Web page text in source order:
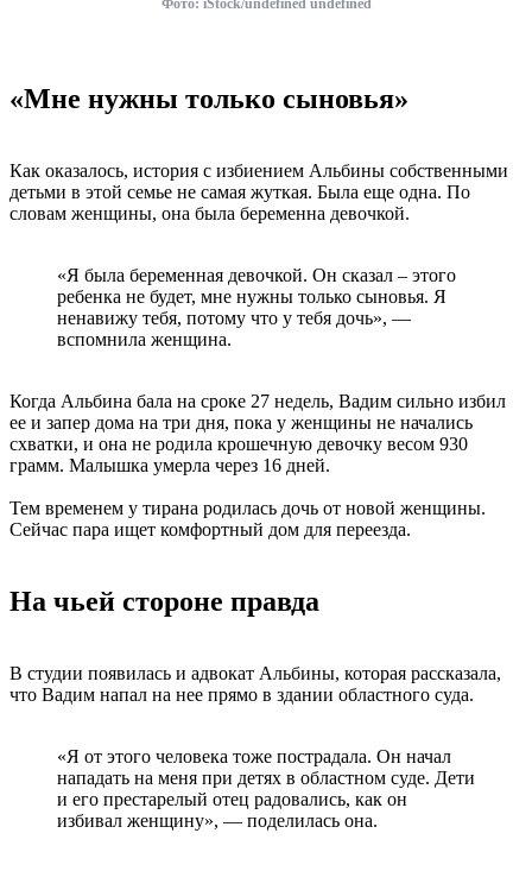
«Мне нужны только сыновья»
Как оказалось, история с избиением Альбины собственными
детьми в этой семье не самая жуткая. Была еще одна. По
словам женщины, она была беременна девочкой.
«Я была беременная девочкой. Он сказал – этого
ребенка не будет, мне нужны только сыновья. Я
ненавижу тебя, потому что у тебя дочь», —
вспомнила женщина.
Когда Альбина бала на сроке 27 недель, Вадим сильно избил
ее и запер дома на три дня, пока у женщины не начались
схватки, и она не родила крошечную девочку весом 930
грамм. Малышка умерла через 16 дней.
Тем временем у тирана родилась дочь от новой женщины.
Сейчас пара ищет комфортный дом для переезда.
На чьей стороне правда
В студии появилась и адвокат Альбины, которая рассказала,
что Вадим напал на нее прямо в здании областного суда.
«Я от этого человека тоже пострадала. Он начал
нападать на меня при детях в областном суде. Дети
и его престарелый отец радовались, как он
избивал женщину», — поделилась она.